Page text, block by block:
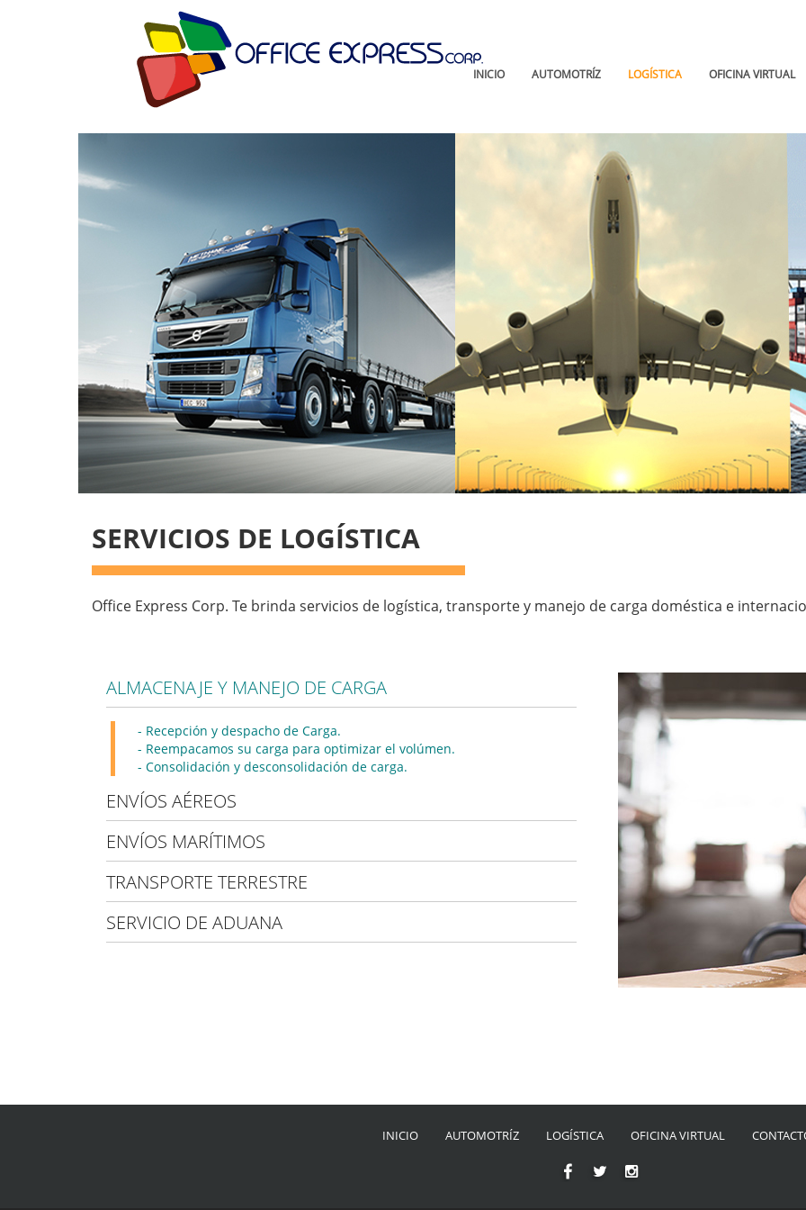
INICIO AUTOMOTRÍZ LOGÍSTICA OFICINA VIRTUAL
SERVICIOS DE LOGÍSTICA
Office Express Corp. Te brinda servicios de logística, transporte y manejo de carga doméstica e
ALMACENAJE Y MANEJO DE CARGA
- Recepción y despacho de Carga.
- Reempacamos su carga para optimizar el volúmen.
- Consolidación y desconsolidación de carga.
ENVÍOS AÉREOS
ENVÍOS MARÍTIMOS
TRANSPORTE TERRESTRE
SERVICIO DE ADUANA
INICIO AUTOMOTRÍZ LOGÍSTICA OFICINA VIRTUAL